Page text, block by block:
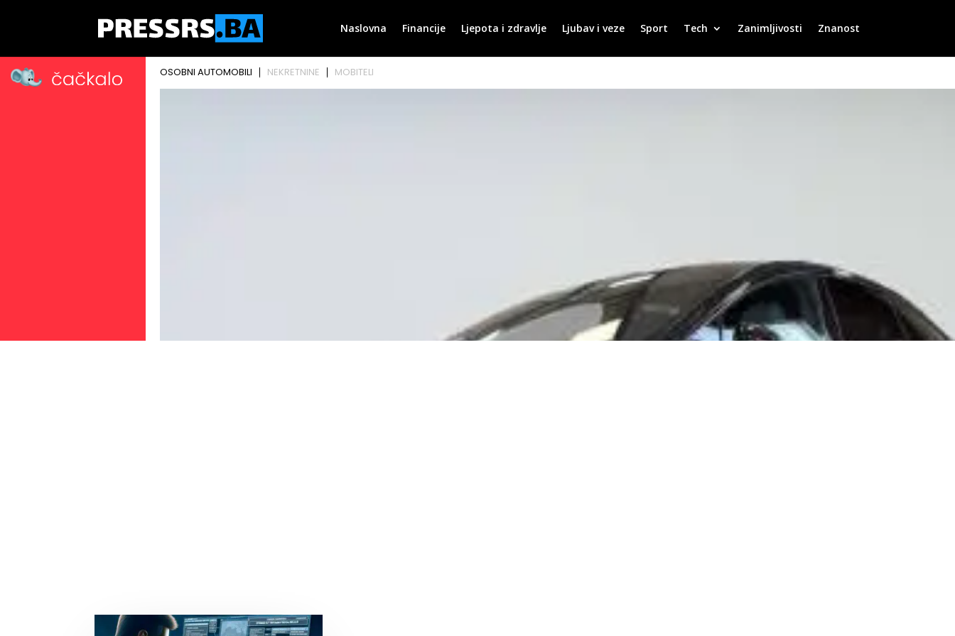
Naslovna Financije Ljepota i zdravlje Ljubav i veze Sport Tech Zanimljivosti Znanost